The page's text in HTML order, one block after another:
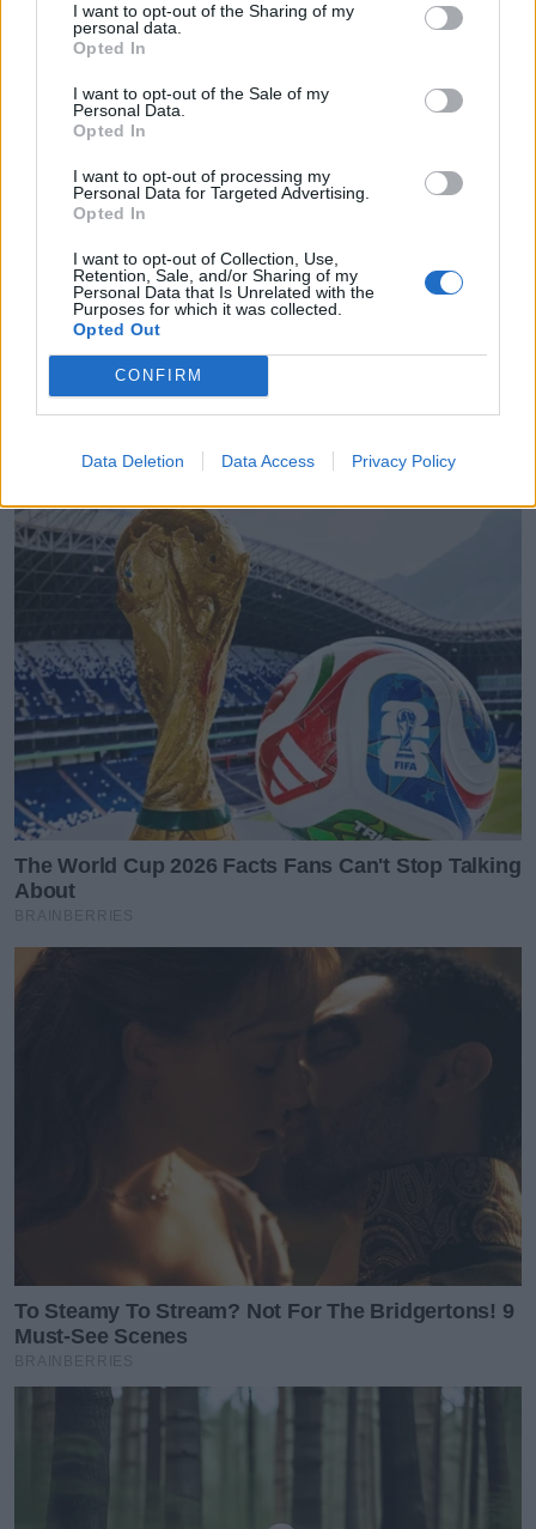
I want to opt-out of the Sharing of my
personal data.
Opted In
I want to opt-out of the Sale of my
Personal Data.
Opted In
I want to opt-out of processing my
Personal Data for Targeted Advertising.
Opted In
I want to opt-out of Collection, Use,
Retention, Sale, and/or Sharing of my
Personal Data that Is Unrelated with the
Purposes for which it was collected.
Opted Out
CONFIRM
Data Deletion Data Access Privacy Policy